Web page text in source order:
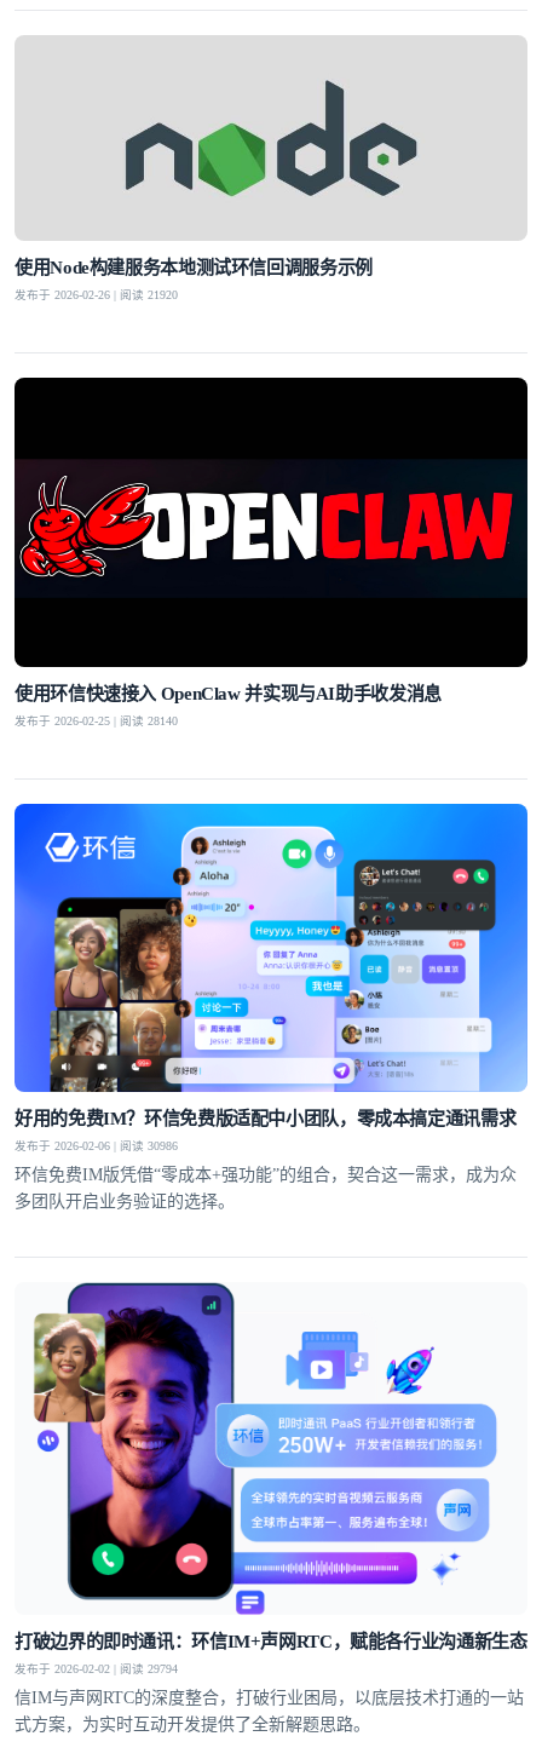
使用Node构建服务本地测试环信回调服务示例
发布于 2026-02-26 | 阅读 21920
使用环信快速接入 OpenClaw 并实现与AI助手收发消息
发布于 2026-02-25 | 阅读 28140
好用的免费IM？环信免费版适配中小团队，零成本搞定通讯需求
发布于 2026-02-06 | 阅读 30986
环信免费IM版凭借“零成本+强功能”的组合，契合这一需求，成为众
多团队开启业务验证的选择。
打破边界的即时通讯：环信IM+声网RTC，赋能各行业沟通新生态
发布于 2026-02-02 | 阅读 29794
信IM与声网RTC的深度整合，打破行业困局，以底层技术打通的一站
式方案，为实时互动开发提供了全新解题思路。